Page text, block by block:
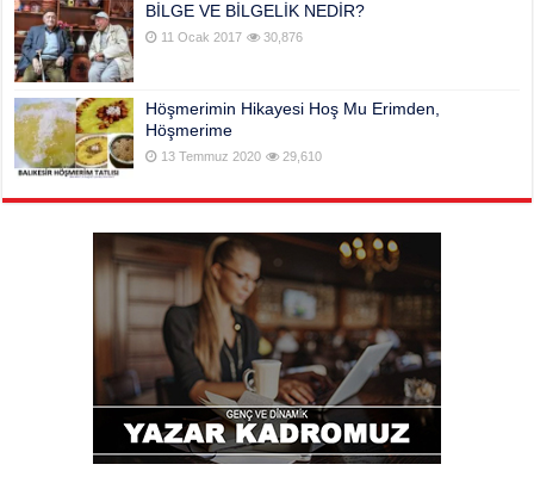
BİLGE VE BİLGELİK NEDİR?
11 Ocak 2017 30,876
Höşmerimin Hikayesi Hoş Mu Erimden,
Höşmerime
13 Temmuz 2020 29,610